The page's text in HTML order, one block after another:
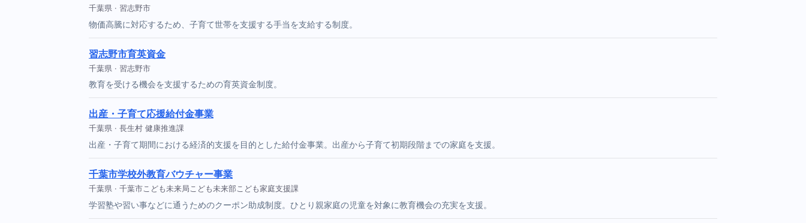
千葉県 · 習志野市
物価高騰に対応するため、子育て世帯を支援する手当を支給する制度。
習志野市育英資金
千葉県 · 習志野市
教育を受ける機会を支援するための育英資金制度。
出産・子育て応援給付金事業
千葉県 · 長生村 健康推進課
出産・子育て期間における経済的支援を目的とした給付金事業。出産から子育て初期段階までの家庭を支援。
千葉市学校外教育バウチャー事業
千葉県 · 千葉市こども未来局こども未来部こども家庭支援課
学習塾や習い事などに通うためのクーポン助成制度。ひとり親家庭の児童を対象に教育機会の充実を支援。